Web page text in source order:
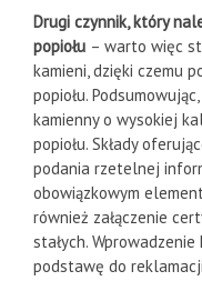
Drugi czynnik, który
popiołu – warto więc
kamieni, dzięki czemu
popiołu.
kamienny o wysokiej
popiołu. Składy
podania rzetelnej
obowiązkowym
również załączenie
stałych.
podstawę do